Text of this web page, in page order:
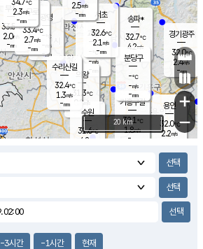
과천
- ℃
-m/s
- mm
용인
32.0℃
2.2m/s
경기광주
32.0℃
2.4m/s
-mm
3.2m/s
의왕
31.3℃
0.8m/s
mm
광명
- ℃
-m/s
-mm
부천
33.5℃
2.0m/s
-mm
구로
33.4℃
2.7m/s
-mm
송파*
32.7℃
4.2m/s
-mm
서초
32.6℃
2.1 m/s
-mm
기흥구갈
32.1℃
1.8m/s
-
수리산길
32.4℃
1.3m/s
-mm
분당구
-℃
-m/s
-mm
34.7℃
2.3m/s
-mm
수원
31.6℃
4.2 m/s
2.5m/s
-mm
+
−
20 km
-3시간 -1시간 현재